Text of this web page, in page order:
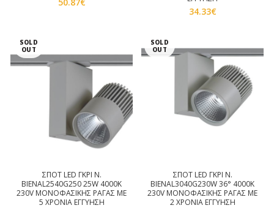
34.33€
SOLD
OUT
ΣΠΟΤ LED ΓΚΡΙ Ν.
BIENAL2540G250 25W 4000K
230V ΜΟΝΟΦΑΣΙΚΗΣ ΡΑΓΑΣ ΜΕ
5 ΧΡΟΝΙΑ ΕΓΓΥΗΣΗ
SOLD
OUT
ΣΠΟΤ LED ΓΚΡΙ Ν.
BIENAL3040G230W 36° 4000K
230V ΜΟΝΟΦΑΣΙΚΗΣ ΡΑΓΑΣ ΜΕ
2 ΧΡΟΝΙΑ ΕΓΓΥΗΣΗ